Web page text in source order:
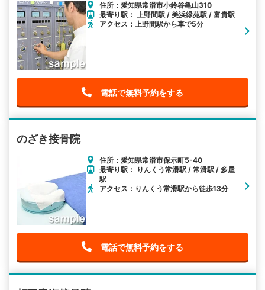
住所：愛知県常滑市小鈴谷亀山310
最寄り駅： 上野間駅 / 美浜緑苑駅 / 富貴駅
アクセス：上野間駅から車で5分
電話で無料予約をする
のざき接骨院
住所：愛知県常滑市保示町5-40
最寄り駅： りんくう常滑駅 / 常滑駅 / 多屋
駅
アクセス：りんくう常滑駅から徒歩13分
電話で無料予約をする